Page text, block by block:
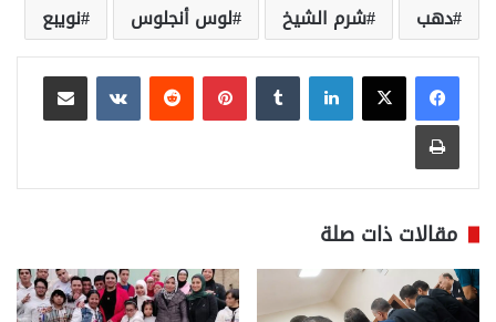
دهب
شرم الشيخ لوس أنجلوس نويبع
لينكدإن بينتيريست
مشاركة عبر البريد
طباعة
مقالات ذات صلة